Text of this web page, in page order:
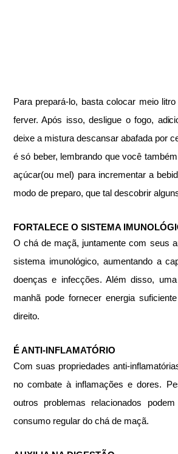
Para prepará-lo, basta colocar meio
ferver. Após isso, desligue o fogo,
deixe a mistura descansar abafada por
é só beber, lembrando que você
açúcar(ou mel) para incrementar a
modo de preparo, que tal descobrir
FORTALECE O SISTEMA
O chá de maçã, juntamente com seus
sistema imunológico, aumentando a
doenças e infecções. Além disso,
manhã pode fornecer energia
direito.
É ANTI-INFLAMATÓRIO
Com suas propriedades anti-
no combate à inflamações e dores.
outros problemas relacionados
consumo regular do chá de maçã.